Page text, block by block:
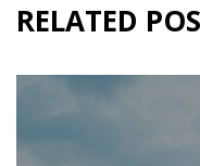
RELATED